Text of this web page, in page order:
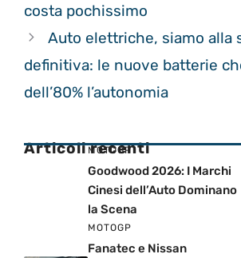
costa pochissimo
Auto elettriche, siamo alla
definitiva: le nuove batterie
dell’80% l’autonomia
Articoli recenti
MOTOGP
Goodwood 2026: I Marchi
Cinesi dell’Auto Dominano
la Scena
MOTOGP
Fanatec e Nissan